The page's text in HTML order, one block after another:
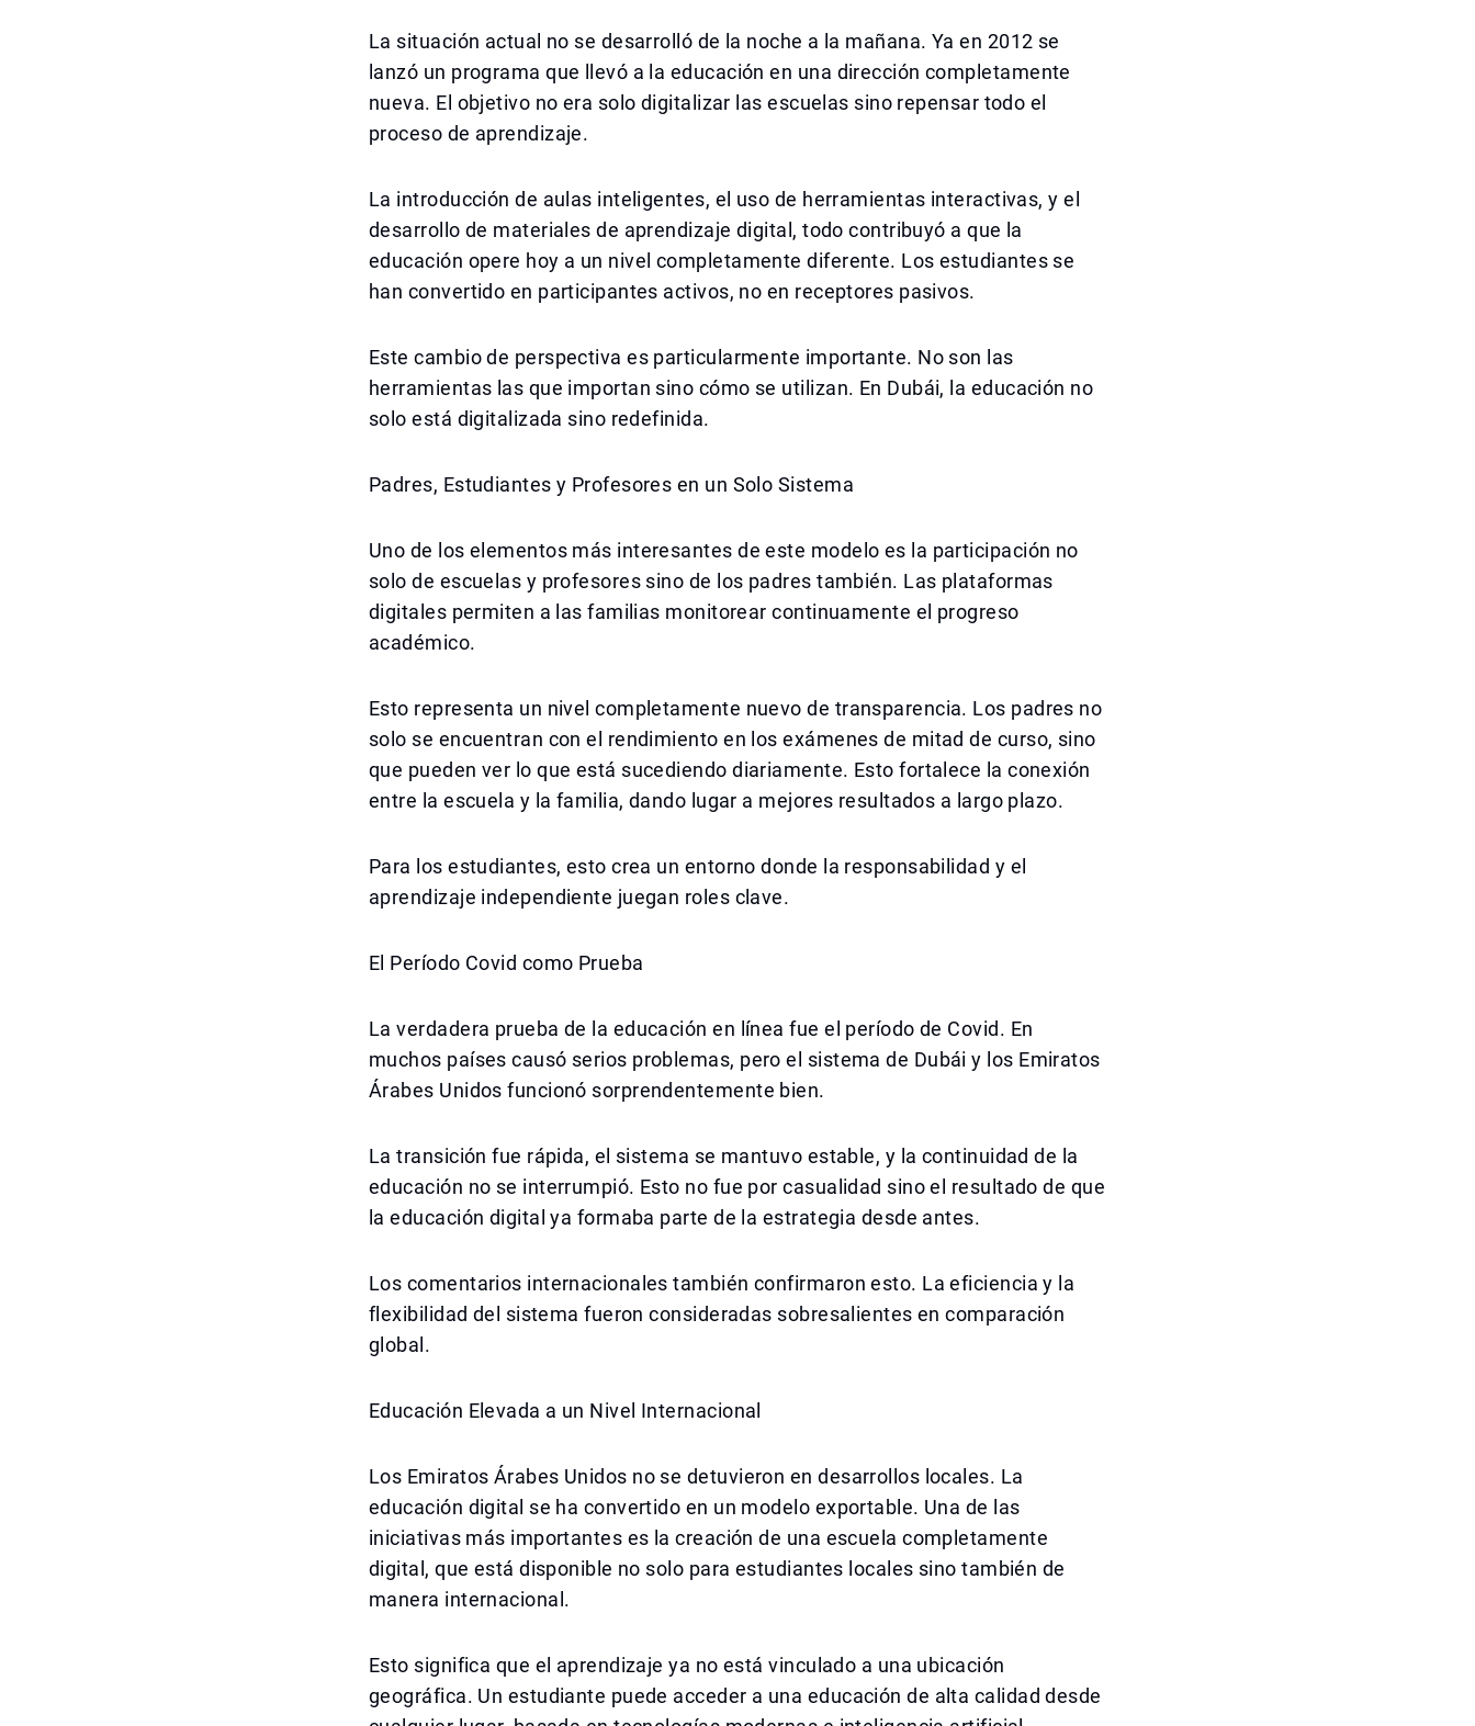
La situación actual no se desarrolló de la noche a la mañana. Ya en 2012 se
lanzó un programa que llevó a la educación en una dirección completamente
nueva. El objetivo no era solo digitalizar las escuelas sino repensar todo el
proceso de aprendizaje.
La introducción de aulas inteligentes, el uso de herramientas interactivas, y el
desarrollo de materiales de aprendizaje digital, todo contribuyó a que la
educación opere hoy a un nivel completamente diferente. Los estudiantes se
han convertido en participantes activos, no en receptores pasivos.
Este cambio de perspectiva es particularmente importante. No son las
herramientas las que importan sino cómo se utilizan. En Dubái, la educación no
solo está digitalizada sino redefinida.
Padres, Estudiantes y Profesores en un Solo Sistema
Uno de los elementos más interesantes de este modelo es la participación no
solo de escuelas y profesores sino de los padres también. Las plataformas
digitales permiten a las familias monitorear continuamente el progreso
académico.
Esto representa un nivel completamente nuevo de transparencia. Los padres no
solo se encuentran con el rendimiento en los exámenes de mitad de curso, sino
que pueden ver lo que está sucediendo diariamente. Esto fortalece la conexión
entre la escuela y la familia, dando lugar a mejores resultados a largo plazo.
Para los estudiantes, esto crea un entorno donde la responsabilidad y el
aprendizaje independiente juegan roles clave.
El Período Covid como Prueba
La verdadera prueba de la educación en línea fue el período de Covid. En
muchos países causó serios problemas, pero el sistema de Dubái y los Emiratos
Árabes Unidos funcionó sorprendentemente bien.
La transición fue rápida, el sistema se mantuvo estable, y la continuidad de la
educación no se interrumpió. Esto no fue por casualidad sino el resultado de que
la educación digital ya formaba parte de la estrategia desde antes.
Los comentarios internacionales también confirmaron esto. La eficiencia y la
flexibilidad del sistema fueron consideradas sobresalientes en comparación
global.
Educación Elevada a un Nivel Internacional
Los Emiratos Árabes Unidos no se detuvieron en desarrollos locales. La
educación digital se ha convertido en un modelo exportable. Una de las
iniciativas más importantes es la creación de una escuela completamente
digital, que está disponible no solo para estudiantes locales sino también de
manera internacional.
Esto significa que el aprendizaje ya no está vinculado a una ubicación
geográfica. Un estudiante puede acceder a una educación de alta calidad desde